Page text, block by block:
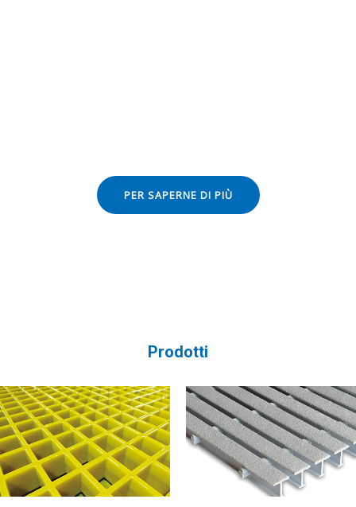
PER SAPERNE DI PIÙ
Prodotti